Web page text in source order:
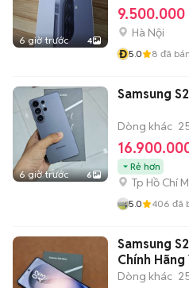
6 giờ trước 4
9.500.000
Hà Nội
Đ5.0 8 đã bán
6 giờ trước 6
Samsung
Dòng khác
Rẻ hơn
Tp Hồ Chí
5.0 406 đã
Samsung
Chính Hãng
Dòng khác